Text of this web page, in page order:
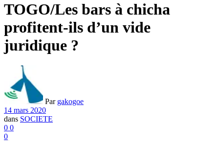
TOGO/Les bars à chicha
profitent-ils d’un vide
juridique ?
Par gakogoe
14 mars 2020
dans SOCIETE
0 0
0